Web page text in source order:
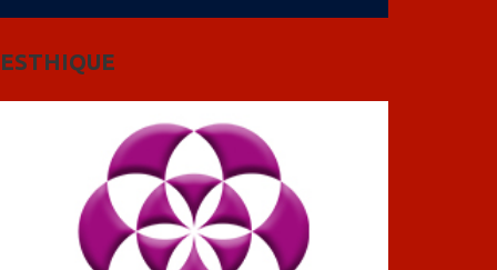
ESTHIQUE